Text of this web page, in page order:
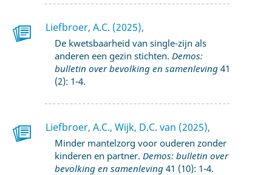
Liefbroer, A.C. (2025),
De kwetsbaarheid van single-zijn als
anderen een gezin stichten. Demos:
bulletin over bevolking en samenleving 41
(2): 1-4.
Liefbroer, A.C., Wijk, D.C. van (2025),
Minder mantelzorg voor ouderen zonder
kinderen en partner. Demos: bulletin over
bevolking en samenleving 41 (10): 1-4.